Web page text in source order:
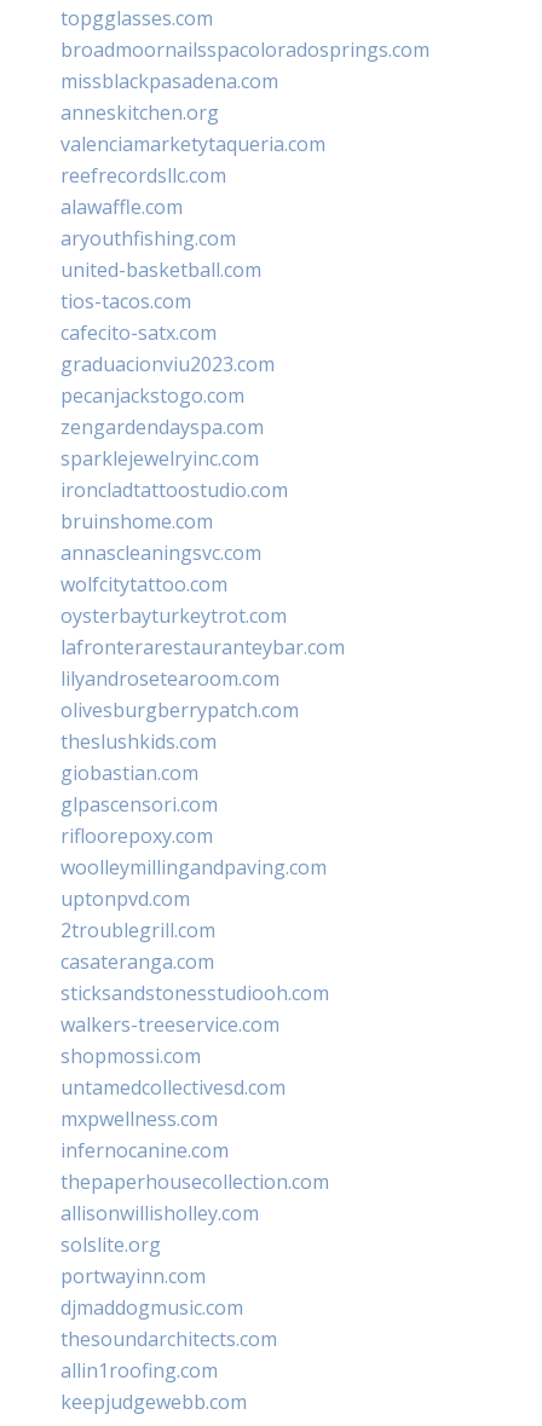
topgglasses.com
broadmoornailsspacoloradosprings.com
missblackpasadena.com
anneskitchen.org
valenciamarketytaqueria.com
reefrecordsllc.com
alawaffle.com
aryouthfishing.com
united-basketball.com
tios-tacos.com
cafecito-satx.com
graduacionviu2023.com
pecanjackstogo.com
zengardendayspa.com
sparklejewelryinc.com
ironcladtattoostudio.com
bruinshome.com
annascleaningsvc.com
wolfcitytattoo.com
oysterbayturkeytrot.com
lafronterarestauranteybar.com
lilyandrosetearoom.com
olivesburgberrypatch.com
theslushkids.com
giobastian.com
glpascensori.com
rifloorepoxy.com
woolleymillingandpaving.com
uptonpvd.com
2troublegrill.com
casateranga.com
sticksandstonesstudiooh.com
walkers-treeservice.com
shopmossi.com
untamedcollectivesd.com
mxpwellness.com
infernocanine.com
thepaperhousecollection.com
allisonwillisholley.com
solslite.org
portwayinn.com
djmaddogmusic.com
thesoundarchitects.com
allin1roofing.com
keepjudgewebb.com